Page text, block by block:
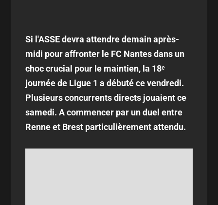
Si l'ASSE devra attendre demain après-
midi pour affronter le FC Nantes dans un
choc crucial pour le maintien, la 18ᵉ
journée de Ligue 1 a débuté ce vendredi.
Plusieurs concurrents directs jouaient ce
samedi. A commencer par un duel entre
Renne et Brest particulièrement attendu.